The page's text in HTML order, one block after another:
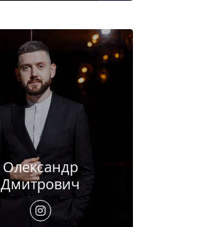
Олександр
Дмитрович